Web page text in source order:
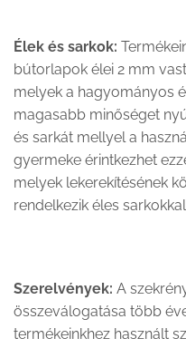
Élek és sarkok:
bútorlapok élei 2 mm
melyek a hagyományos
magasabb minőséget
és sarkát mellyel a
gyermeke érintkezhet
melyek lekerekítésének
rendelkezik éles
Szerelvények: A
összeválogatása több
termékeinkhez használt